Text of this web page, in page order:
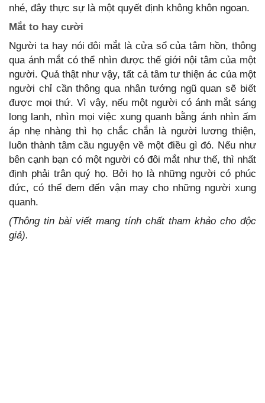
nhé, đây thực sự là một quyết định không khôn ngoan.
Mắt to hay cười
Người ta hay nói đôi mắt là cửa sổ của tâm hồn, thông
qua ánh mắt có thể nhìn được thế giới nội tâm của một
người. Quả thật như vậy, tất cả tâm tư thiện ác của một
người chỉ cần thông qua nhân tướng ngũ quan sẽ biết
được mọi thứ. Vì vậy, nếu một người có ánh mắt sáng
long lanh, nhìn mọi việc xung quanh bằng ánh nhìn ấm
áp nhẹ nhàng thì họ chắc chắn là người lương thiện,
luôn thành tâm cầu nguyện về một điều gì đó. Nếu như
bên cạnh bạn có một người có đôi mắt như thế, thì nhất
định phải trân quý họ. Bởi họ là những người có phúc
đức, có thể đem đến vận may cho những người xung
quanh.
(Thông tin bài viết mang tính chất tham khảo cho độc
giả).